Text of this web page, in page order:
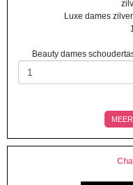
Luxe dames
Beauty dames